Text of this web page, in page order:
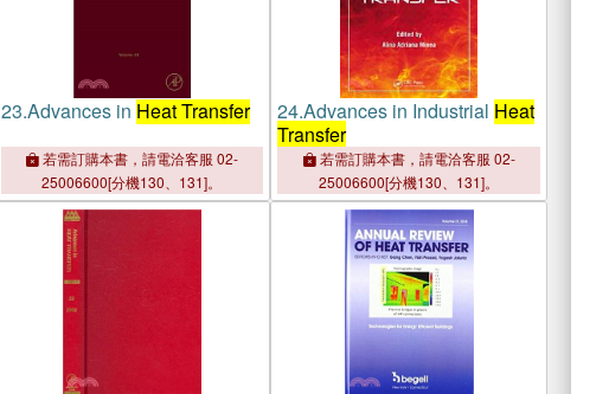
23.Advances in Heat Transfer
若需訂購本書，請電洽客服 02-
25006600[分機130、131]。
24.Advances in Industrial Heat
Transfer
若需訂購本書，請電洽客服 02-
25006600[分機130、131]。